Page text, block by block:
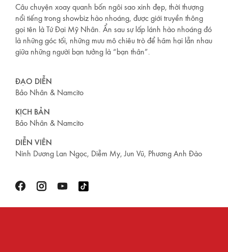
Câu chuyện xoay quanh bốn ngôi sao xinh đẹp, thời thượng
nổi tiếng trong showbiz hào nhoáng, được giới truyền thông
gọi tên là Tứ Đại Mỹ Nhân. Ẩn sau sự lấp lánh hào nhoáng đó
là những góc tối, những mưu mô chiêu trò để hãm hại lẫn nhau
giữa những người bạn tưởng là “bạn thân”.
ĐẠO DIỄN
Bảo Nhân & Namcito
KỊCH BẢN
Bảo Nhân & Namcito
DIỄN VIÊN
Ninh Dương Lan Ngọc, Diễm My, Jun Vũ, Phương Anh Đào